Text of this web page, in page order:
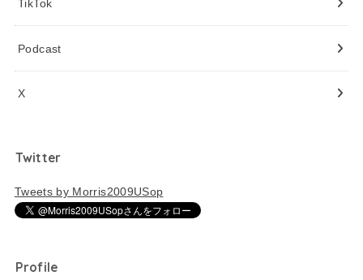
TikTok
Podcast
X
Twitter
Tweets by Morris2009USop
Profile